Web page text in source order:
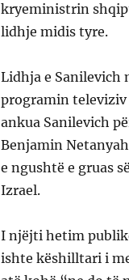
kryeministrin
lidhje midis tyre.
Lidhja e Sanilevich
programin televiziv
ankua Sanilevich
Benjamin
e ngushtë e gruas
Izrael.
I njëjti hetim
ishte këshilltari i